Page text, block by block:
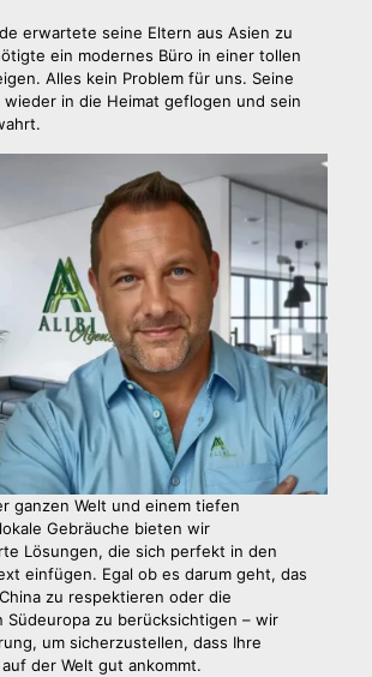
erwartete seine Eltern aus Asien zu
ein modernes Büro in einer tollen
Alles kein Problem für uns. Seine
in die Heimat geflogen und sein
ganzen Welt und einem tiefen
Gebräuche bieten wir
Lösungen, die sich perfekt in den
einfügen. Egal ob es darum geht, das
zu respektieren oder die
Südeuropa zu berücksichtigen – wir
um sicherzustellen, dass Ihre
der Welt gut ankommt.